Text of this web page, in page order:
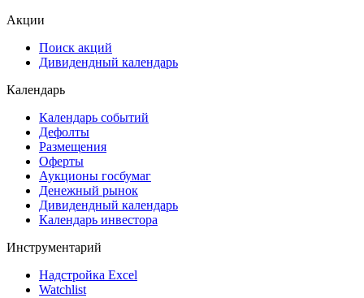
Акции
Поиск акций
Дивидендный календарь
Календарь
Календарь событий
Дефолты
Размещения
Оферты
Аукционы госбумаг
Денежный рынок
Дивидендный календарь
Календарь инвестора
Инструментарий
Надстройка Excel
Watchlist